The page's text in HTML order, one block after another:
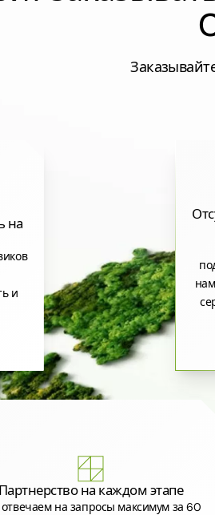
на
и
Партнерство на каждом этапе
на запросы максимум за 60